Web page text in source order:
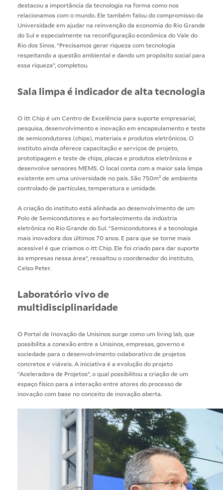
destacou a importância da tecnologia na forma como nos
relacionamos com o mundo. Ele também falou do compromisso da
Universidade em ajudar na reinvenção da economia do Rio Grande
do Sul e especialmente na reconfiguração econômica do Vale do
Rio dos Sinos. “Precisamos gerar riqueza com tecnologia
respeitando a questão ambiental e dando um propósito social para
essa riqueza”, completou.
Sala limpa é indicador de alta tecnologia
O itt Chip é um Centro de Excelência para suporte empresarial,
pesquisa, desenvolvimento e inovação em encapsulamento e teste
de semicondutores (chips), materiais e produtos eletrônicos. O
instituto ainda oferece capacitação e serviços de projeto,
prototipagem e teste de chips, placas e produtos eletrônicos e
desenvolve sensores MEMS. O local conta com a maior sala limpa
existente em uma universidade no país. São 750m² de ambiente
controlado de partículas, temperatura e umidade.
A criação do instituto está alinhada ao desenvolvimento de um
Polo de Semicondutores e ao fortalecimento da indústria
eletrônica no Rio Grande do Sul. “Semicondutores é a tecnologia
mais inovadora dos últimos 70 anos. E para que se torne mais
acessível é que criamos o itt Chip. Ele foi criado para dar suporte
às empresas nessa área”, ressaltou o coordenador do instituto,
Celso Peter.
Laboratório vivo de
multidisciplinaridade
O Portal de Inovação da Unisinos surge como um living lab, que
possibilita a conexão entre a Unisinos, empresas, governo e
sociedade para o desenvolvimento colaborativo de projetos
concretos e viáveis. A iniciativa é a evolução do projeto
“Aceleradora de Projetos”, o qual possibilitou a criação de um
espaço físico para a interação entre atores do processo de
inovação com base no conceito de inovação aberta.